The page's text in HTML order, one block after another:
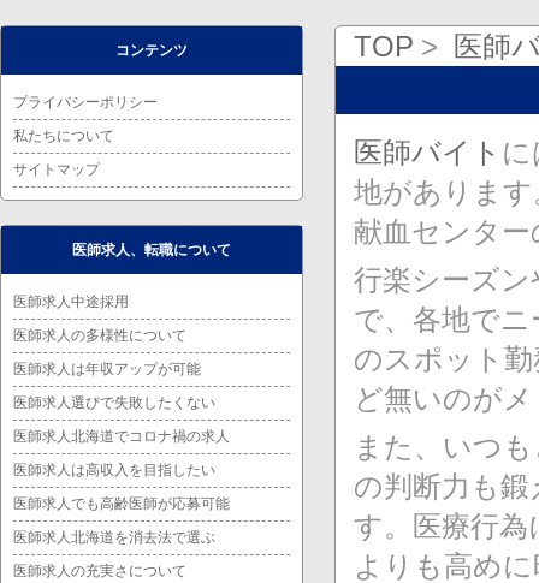
TOP 医師
医師バイト
地がありま
献血センタ
行楽シーズ
で、各地で
のスポット
ど無いのが
また、いつ
の判断力も
す。医療行
よりも高め
コンテンツ
プライバシーポリシー
私たちについて
サイトマップ
医師求人、転職について
医師求人中途採用
医師求人の多様性について
医師求人は年収アップが可能
医師求人選びで失敗したくない
医師求人北海道でコロナ禍の求人
医師求人は高収入を目指したい
医師求人でも高齢医師が応募可能
医師求人北海道を消去法で選ぶ
医師求人の充実さについて